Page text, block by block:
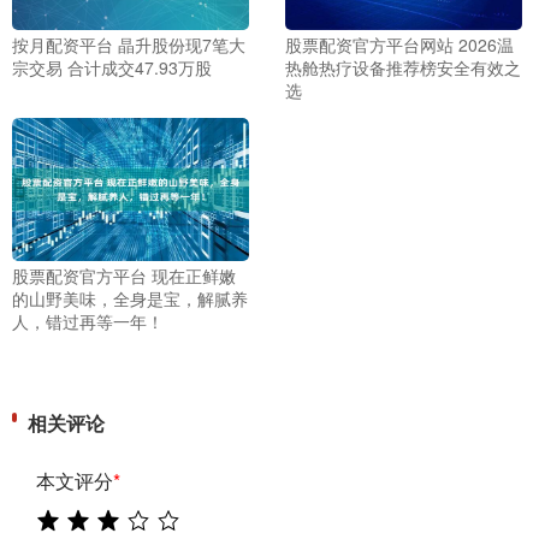
按月配资平台 晶升股份现7笔大
宗交易 合计成交47.93万股
股票配资官方平台网站 2026温
热舱热疗设备推荐榜安全有效之
选
股票配资官方平台 现在正鲜嫩
的山野美味，全身是宝，解腻养
人，错过再等一年！
相关评论
本文评分*